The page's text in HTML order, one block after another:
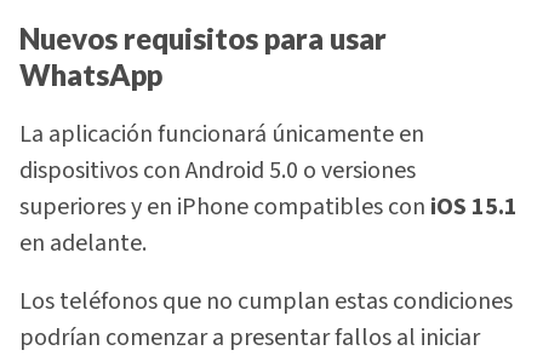
Nuevos requisitos para usar
WhatsApp
La aplicación funcionará únicamente en
dispositivos con Android 5.0 o versiones
superiores y en iPhone compatibles con iOS 15.1
en adelante.
Los teléfonos que no cumplan estas condiciones
podrían comenzar a presentar fallos al iniciar